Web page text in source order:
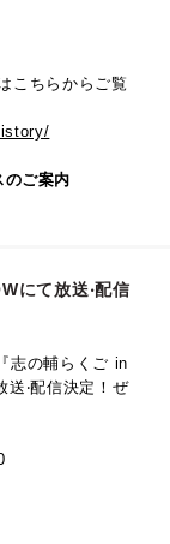
こちらからご覧
のご案内
にて放送‧配信
志の輔らくご in
送‧配信決定！ぜ